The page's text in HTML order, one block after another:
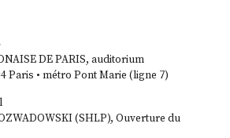
DE PARIS, auditorium
Paris • métro Pont Marie (ligne 7)
(SHLP), Ouverture du